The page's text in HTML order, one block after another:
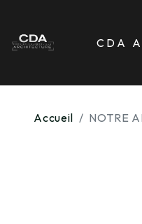
CDA
contenu du site non
Accueil NOTRE